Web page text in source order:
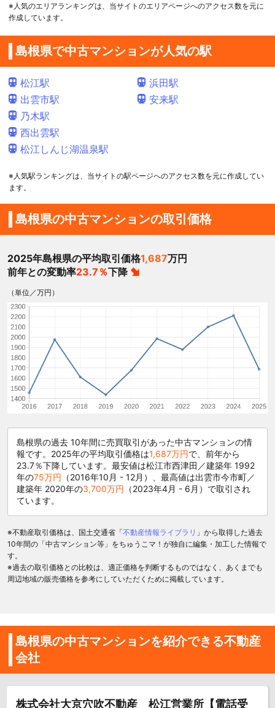
※人気のエリアランキングは、当サイトのエリアページへのアクセス数を元に
作成しています。
島根県で中古マンションが人気の駅
松江駅
出雲市駅
乃木駅
西出雲駅
松江しんじ湖温泉駅
浜田駅
安来駅
※人気駅ランキングは、当サイトの駅ページへのアクセス数を元に作成してい
ます。
島根県の中古マンションの取引価格
2025年島根県の平均取引価格1,687万円
前年との変動率23.7％下降
（単位／万円）
島根県の過去 10年間に売買取引があった中古マンションの情
報です。2025年の平均取引価格は1,687万円で、前年から
23.7％下降しています。最安値は松江市西津田／建築年 1992
年の75万円
（2016年10月 - 12月）、最高値は出雲市今市町／
建築年 2020年の3,700万円
（2023年4月 - 6月）で取引され
ています。
※不動産取引価格は、国土交通省「不動産情報ライブラリ 」から取得した過去
10年間の「中古マンション等」をちゅうこマ！が独自に編集・加工した情報で
す。
※過去の取引価格との比較は、適正価格を判断するものではなく、あくまでも
周辺地域の販売価格を参考にしていただくために掲載しています。
島根県の中古マンションを紹介できる不動産
会社
株式会社大京穴吹不動産 松江営業所【電話受